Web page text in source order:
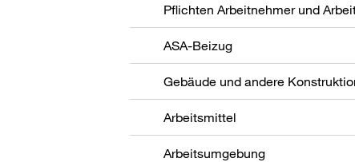
Pflichten Arbeitnehmer und
ASA-Beizug
Gebäude und andere
Arbeitsmittel
Arbeitsumgebung